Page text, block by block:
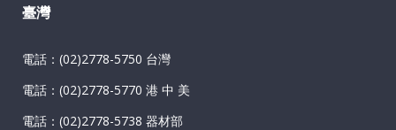
臺灣
電話：(02)2778-5750 台灣
電話：(02)2778-5770 港 中 美
電話：(02)2778-5738 器材部